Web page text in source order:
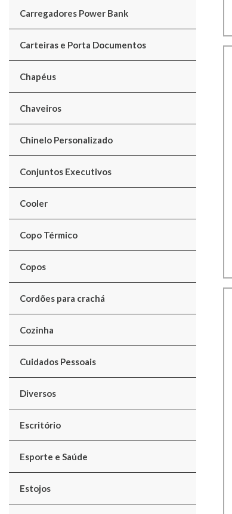
Carregadores Power Bank
Carteiras e Porta Documentos
Chapéus
Chaveiros
Chinelo Personalizado
Conjuntos Executivos
Cooler
Copo Térmico
Copos
Cordões para crachá
Cozinha
Cuidados Pessoais
Diversos
Escritório
Esporte e Saúde
Estojos